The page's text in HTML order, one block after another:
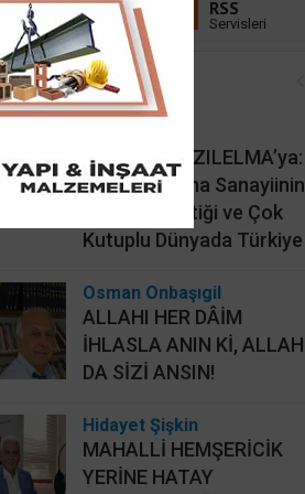
Linkedin
Takip Et
RSS
Servisleri
Yazarları
KAAN’dan KIZILELMA’ya:
Türk Savunma Sanayiinin
Yeni Jeopolitiği ve Çok
Kutuplu Dünyada Türkiye
Osman Onbaşıgil
ALLAHI HER DÂİM
İHLASLA ANIN Kİ, ALLAH
DA SİZİ ANSIN!
Hidayet Şişkin
MAHALLİ HEMŞERİCİK
YERİNE HATAY